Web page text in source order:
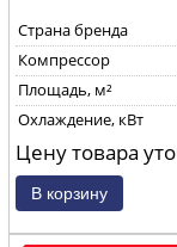
Страна бренда
Компрессор
Площадь, м²
Охлаждение, кВт
Цену товара